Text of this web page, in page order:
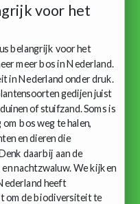
voor het
belangrijk voor het
meer bos in Nederland.
in Nederland onder druk.
gedijen juist
of stuifzand. Soms is
bos weg te halen,
en dieren die
daarbij aan de
nachtzwaluw. We kijken
heeft
om de biodiversiteit te